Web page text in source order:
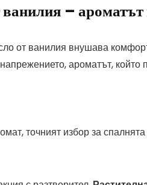
–
от ванилия внушава
ароматът,
точният избор за